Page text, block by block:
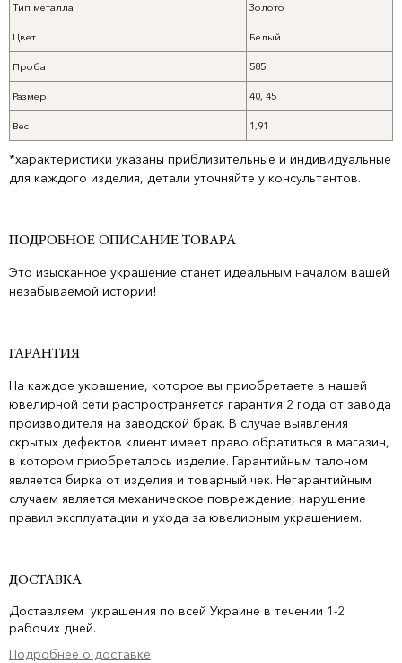
Тип металла Золото
Цвет Белый
Проба 585
Размер 40, 45
Вес 1,91
*характеристики указаны приблизительные и индивидуальные
для каждого изделия, детали уточняйте у консультантов.
ПОДРОБНОЕ ОПИСАНИЕ ТОВАРА
Это изысканное украшение станет идеальным началом вашей
незабываемой истории!
ГАРАНТИЯ
На каждое украшение, которое вы приобретаете в нашей
ювелирной сети распространяется гарантия 2 года от завода
производителя на заводской брак. В случае выявления
скрытых дефектов клиент имеет право обратиться в магазин,
в котором приобреталось изделие. Гарантийным талоном
является бирка от изделия и товарный чек. Негарантийным
случаем является механическое повреждение, нарушение
правил эксплуатации и ухода за ювелирным украшением.
ДОСТАВКА
Доставляем украшения по всей Украине в течении 1-2
рабочих дней.
Подробнее о доставке